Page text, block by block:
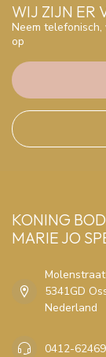
WIJ ZIJN ER
Neem
op
KONING
MARIE JO
5341GD
Nederland
0412-